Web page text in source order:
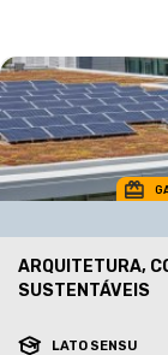
ARQUITETURA,
SUSTENTÁVEIS
LATO SENSU